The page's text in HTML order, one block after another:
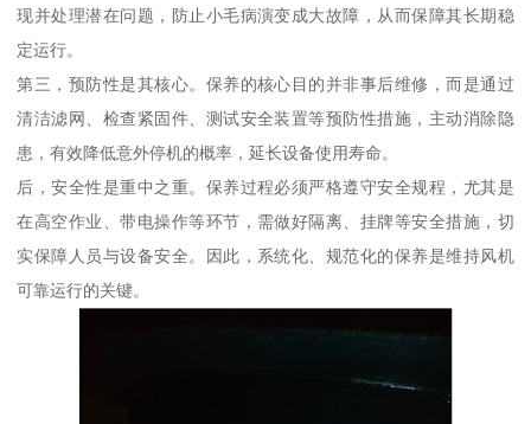
现并处理潜在问题，防止小毛病演变成大故障，从而保障其长期稳
定运行。
第三，预防性是其核心。保养的核心目的并非事后维修，而是通过
清洁滤网、检查紧固件、测试安全装置等预防性措施，主动消除隐
患，有效降低意外停机的概率，延长设备使用寿命。
后，安全性是重中之重。保养过程必须严格遵守安全规程，尤其是
在高空作业、带电操作等环节，需做好隔离、挂牌等安全措施，切
实保障人员与设备安全。因此，系统化、规范化的保养是维持风机
可靠运行的关键。